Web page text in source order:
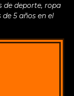
de deporte, ropa
5 años en el